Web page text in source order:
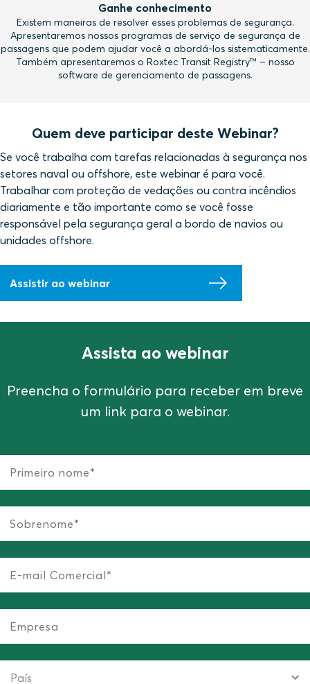
Ganhe conhecimento
Existem maneiras de resolver esses problemas de segurança.
Apresentaremos nossos programas de serviço de segurança de
passagens que podem ajudar você a abordá-los sistematicamente.
Também apresentaremos o Roxtec Transit Registry™ – nosso
software de gerenciamento de passagens.
Quem deve participar deste Webinar?
Se você trabalha com tarefas relacionadas à segurança nos
setores naval ou offshore, este webinar é para você.
Trabalhar com proteção de vedações ou contra incêndios
diariamente e tão importante como se você fosse
responsável pela segurança geral a bordo de navios ou
unidades offshore.
Assistir ao webinar
Assista ao webinar
Preencha o formulário para receber em breve
um link para o webinar.